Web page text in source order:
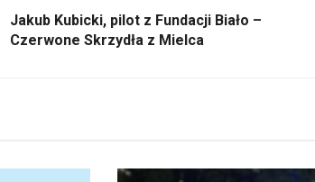
Jakub Kubicki, pilot z Fundacji Biało –
Czerwone Skrzydła z Mielca